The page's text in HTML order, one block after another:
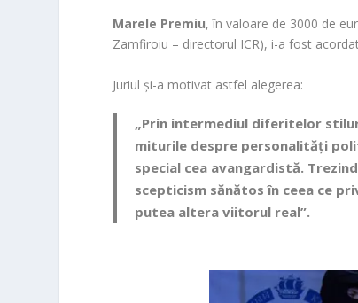
Marele Premiu, în valoare de 3000 de
Zamfiroiu – directorul ICR), i-a fost
Juriul și-a motivat astfel alegerea:
„Prin intermediul diferitelor
miturile despre personalități
special cea avangardistă.
scepticism sănătos în ceea ce
putea altera viitorul real”.